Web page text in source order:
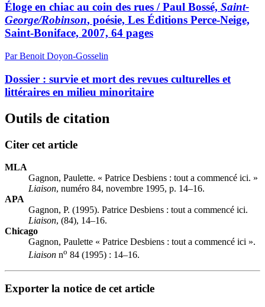
Éloge en chiac au coin des rues / Paul Bossé, Saint-
George/Robinson, poésie, Les Éditions Perce-Neige,
Saint-Boniface, 2007, 64 pages
Par Benoit Doyon-Gosselin
Dossier : survie et mort des revues culturelles et
littéraires en milieu minoritaire
Outils de citation
Citer cet article
MLA
Gagnon, Paulette. « Patrice Desbiens : tout a commencé ici. »
Liaison, numéro 84, novembre 1995, p. 14–16.
APA
Gagnon, P. (1995). Patrice Desbiens : tout a commencé ici.
Liaison, (84), 14–16.
Chicago
Gagnon, Paulette « Patrice Desbiens : tout a commencé ici ».
Liaison no 84 (1995) : 14–16.
Exporter la notice de cet article